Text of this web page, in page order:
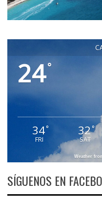
24°
34°
FRI
32°
SAT
Weather
SÍGUENOS EN